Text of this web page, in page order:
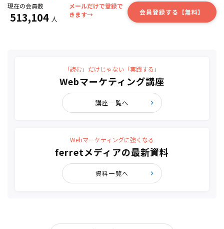
現在の会員数
513,104 人
メールだけで登録で
きます→
会員登録する【無料】
「読む」だけじゃない「実践する」
Webマーケティング講座
講座一覧へ
Webマーケティングに強くなる
ferretメディアの最新資料
資料一覧へ